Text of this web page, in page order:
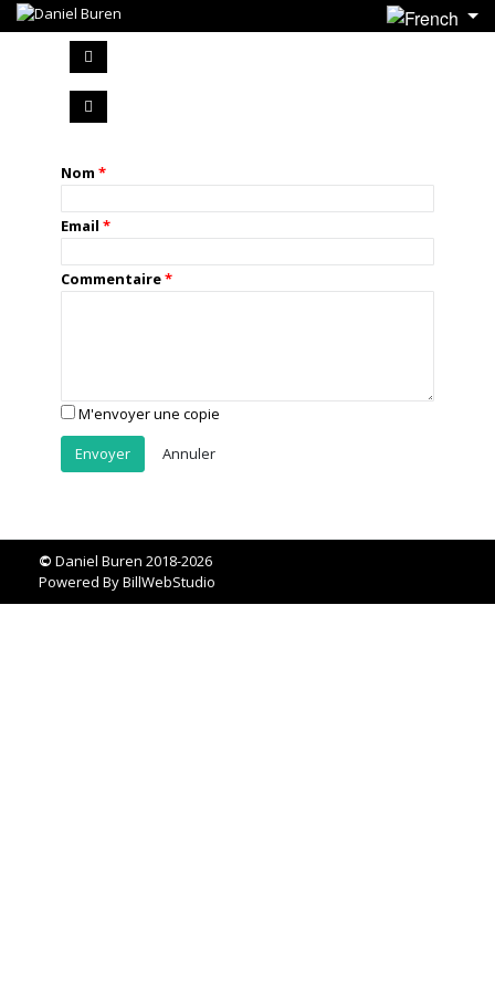
Nom
Email
Commentaire
M'envoyer une copie
Annuler
© Daniel Buren 2018-2026
Powered ByBillWebStudio